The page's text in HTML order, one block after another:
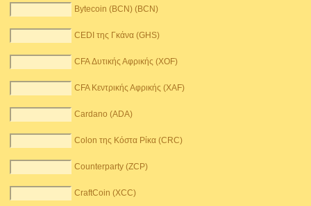
Bytecoin (BCN) (BCN)
CEDI της Γκάνα (GHS)
CFA Δυτικής Αφρικής (XOF)
CFA Κεντρικής Αφρικής (XAF)
Cardano (ADA)
Colon της Κόστα Ρίκα (CRC)
Counterparty (ZCP)
CraftCoin (XCC)